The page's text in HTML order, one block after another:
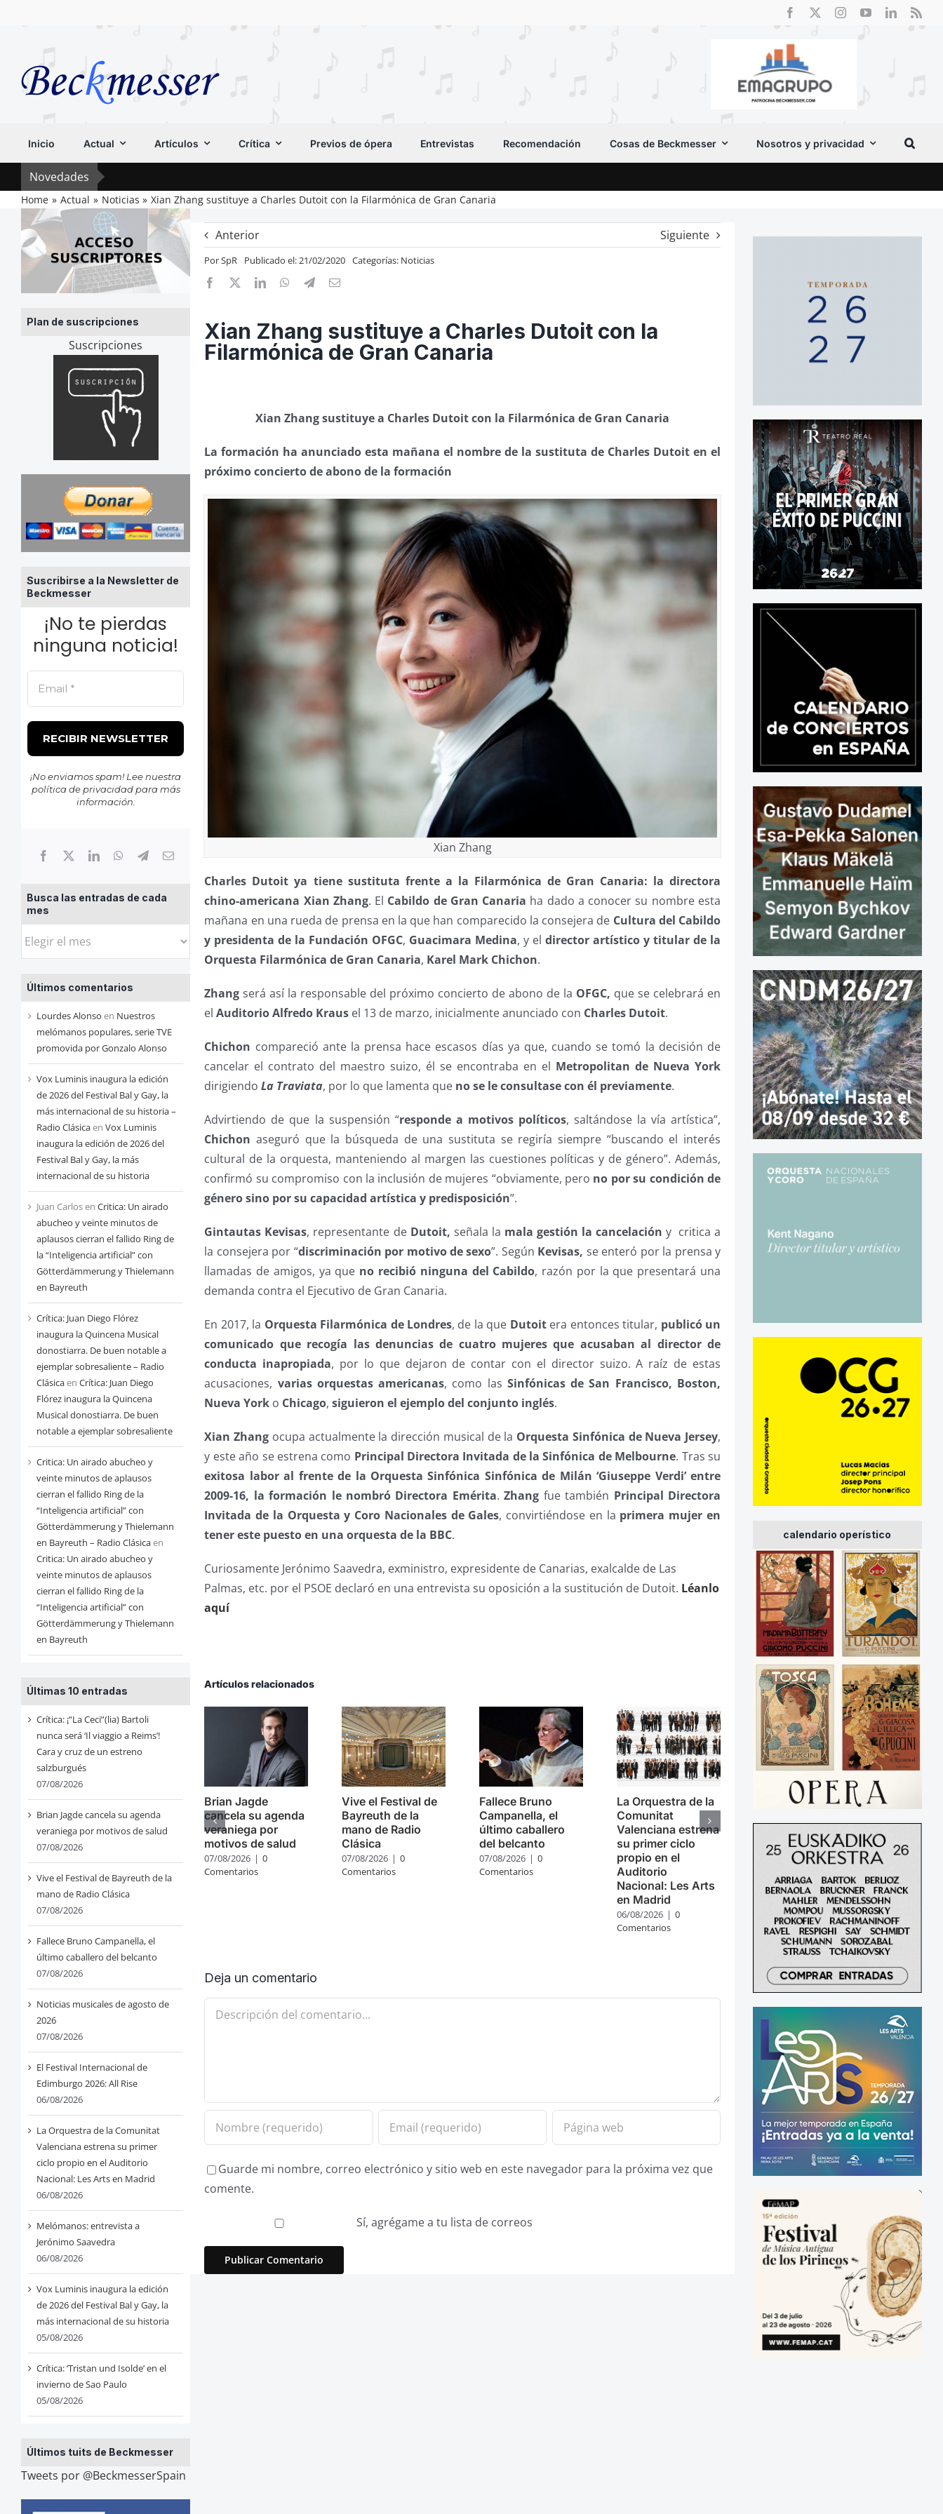
Inicio Actual Artículos Crítica Previos de ópera Entrevistas Recomendación Cosas de Beckmesser Nosotros y privacidad
Novedades
Home Actual Noticias Xian Zhang sustituye a Charles Dutoit con la Filarmónica de Gran Canaria
Plan de suscripciones
Suscripciones
Suscribirse a la Newsletter de
Beckmesser
¡No te pierdas
ninguna noticia!
¡No enviamos spam! Lee nuestra
política de privacidadpara más
información.
Busca las entradas de cada
mes
Busca
entradas
de
cada
mes
Últimos comentarios
Lourdes Alonso en Nuestros
melómanos populares, serie TVE
promovida por Gonzalo Alonso
Vox Luminis inaugura la edición
de 2026 del Festival Bal y Gay, la
más internacional de su historia –
Radio Clásicaen Vox Luminis
inaugura la edición de 2026 del
Festival Bal y Gay, la más
internacional de su historia
Juan Carlosen Critica: Un airado
abucheo y veinte minutos de
aplausos cierran el fallido Ring de
la “Inteligencia artificial” con
Götterdämmerung y Thielemann
en Bayreuth
Crítica: Juan Diego Flórez
inaugura la Quincena Musical
donostiarra. De buen notable a
ejemplar sobresaliente – Radio
Clásicaen Crítica: Juan Diego
Flórez inaugura la Quincena
Musical donostiarra. De buen
notable a ejemplar sobresaliente
Critica: Un airado abucheo y
veinte minutos de aplausos
cierran el fallido Ring de la
“Inteligencia artificial” con
Götterdämmerung y Thielemann
en Bayreuth – Radio Clásicaen
Critica: Un airado abucheo y
veinte minutos de aplausos
cierran el fallido Ring de la
“Inteligencia artificial” con
Götterdämmerung y Thielemann
en Bayreuth
Últimas 10 entradas
Crítica: ¡“La Ceci”(lia) Bartoli
nunca será ‘Il viaggio a Reims’!
Cara y cruz de un estreno
salzburgués
07/08/2026
Brian Jagde cancela su agenda
veraniega por motivos de salud
07/08/2026
Vive el Festival de Bayreuth de la
mano de Radio Clásica
07/08/2026
Fallece Bruno Campanella, el
último caballero del belcanto
07/08/2026
Noticias musicales de agosto de
2026
07/08/2026
El Festival Internacional de
Edimburgo 2026: All Rise
06/08/2026
La Orquestra de la Comunitat
Valenciana estrena su primer
ciclo propio en el Auditorio
Nacional: Les Arts en Madrid
06/08/2026
Melómanos: entrevista a
Jerónimo Saavedra
06/08/2026
Vox Luminis inaugura la edición
de 2026 del Festival Bal y Gay, la
más internacional de su historia
05/08/2026
Crítica: ‘Tristan und Isolde’ en el
invierno de Sao Paulo
05/08/2026
Últimos tuits de Beckmesser
Tweets por @BeckmesserSpain
Anterior Siguiente
PorSpR Publicado el: 21/02/2020 Categorías: Noticias
Xian Zhang sustituye a Charles Dutoit con la
Filarmónica de Gran Canaria
Xian Zhang sustituye a Charles Dutoit con la Filarmónica de Gran Canaria
La formación ha anunciado esta mañana el nombre de la sustituta de Charles Dutoit en el
próximo concierto de abono de la formación
Xian Zhang
Charles Dutoit ya tiene sustituta frente a la Filarmónica de Gran Canaria: la directora
chino-americana Xian Zhang. El Cabildo de Gran Canaria ha dado a conocer su nombre esta
mañana en una rueda de prensa en la que han comparecido la consejera de Cultura del Cabildo
y presidenta de la Fundación OFGC, Guacimara Medina, y eldirector artístico y titular de la
Orquesta Filarmónica de Gran Canaria, Karel Mark Chichon.
Zhang será así la responsable del próximo concierto de abono de la OFGC, que se celebrará en
elAuditorio Alfredo Kraus el 13 de marzo, inicialmente anunciado con Charles Dutoit.
Chichon compareció ante la prensa hace escasos días ya que, cuando se tomó la decisión de
cancelar el contrato del maestro suizo, él se encontraba en el Metropolitan de Nueva York
dirigiendoLa Traviata, por lo que lamenta que no se le consultase con él previamente.
Advirtiendo de que la suspensión “responde a motivos políticos, saltándose la vía artística”,
Chichon aseguró que la búsqueda de una sustituta se regiría siempre “buscando el interés
cultural de la orquesta, manteniendo al margen las cuestiones políticas y de género”. Además,
confirmó su compromiso con la inclusión de mujeres “obviamente, pero no por su condición de
género sino por su capacidad artística y predisposición”.
Gintautas Kevisas, representante de Dutoit, señala la mala gestión la cancelación y critica a
la consejera por “discriminación por motivo de sexo”. Según Kevisas, se enteró por la prensa y
llamadas de amigos, ya que no recibió ninguna del Cabildo, razón por la que presentará una
demanda contra el Ejecutivo de Gran Canaria.
En 2017, la Orquesta Filarmónica de Londres, de la que Dutoitera entonces titular, publicó un
comunicado que recogía las denuncias de cuatro mujeres que acusaban al director de
conducta inapropiada, por lo que dejaron de contar con el director suizo. A raíz de estas
acusaciones, varias orquestas americanas, como las Sinfónicas de San Francisco, Boston,
Nueva York o Chicago,siguieron el ejemplo del conjunto inglés.
Xian Zhang ocupa actualmente la dirección musical de la Orquesta Sinfónica de Nueva Jersey,
y este año se estrena como Principal Directora Invitada de la Sinfónica de Melbourne. Tras su
exitosa labor al frente de la Orquesta Sinfónica Sinfónica de Milán ‘Giuseppe Verdi’ entre
2009-16, la formación le nombró Directora Emérita.Zhang fue también Principal Directora
Invitada de la Orquesta y Coro Nacionales de Gales, convirtiéndose en la primera mujer en
tener este puesto en una orquesta de la BBC.
Curiosamente Jerónimo Saavedra, exministro, expresidente de Canarias, exalcalde de Las
Palmas, etc. por el PSOE declaró en una entrevista su oposición a la sustitución de Dutoit. Léanlo
aquí
Artículos relacionados
Brian Jagde
cancela su agenda
veraniega por
motivos de salud
07/08/2026 | 0
Comentarios
Vive el Festival de
Bayreuth de la
mano de Radio
Clásica
07/08/2026 | 0
Comentarios
Fallece Bruno
Campanella, el
último caballero
del belcanto
07/08/2026 | 0
Comentarios
La Orquestra de la
Comunitat
Valenciana estrena
su primer ciclo
propio en el
Auditorio
Nacional: Les Arts
en Madrid
06/08/2026 | 0
Comentarios
Deja un comentario
Comentario
Guarde mi nombre, correo electrónico y sitio web en este navegador para la próxima vez que
comente.
Sí, agrégame a tu lista de correos
calendario operístico